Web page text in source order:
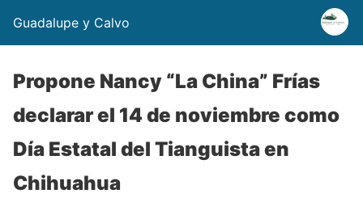
Guadalupe y Calvo
Propone Nancy “La China” Frías
declarar el 14 de noviembre como
Día Estatal del Tianguista en
Chihuahua